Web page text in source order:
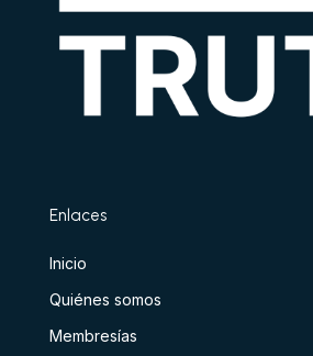
Enlaces
Inicio
Quiénes somos
Membresías